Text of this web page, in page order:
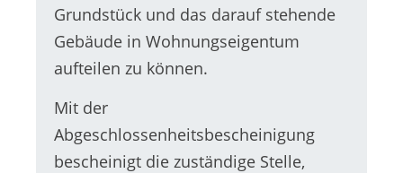
Grundstück und das darauf stehende
Gebäude in Wohnungseigentum
aufteilen zu können.
Mit der
Abgeschlossenheitsbescheinigung
bescheinigt die zuständige Stelle,